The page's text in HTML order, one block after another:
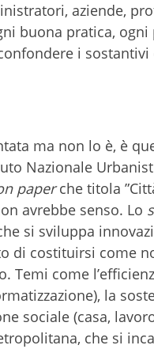
aziende,
buona pratica,
i
ma non lo è, è
Nazionale
paperche titola
avrebbe senso. Lo
si sviluppa
di costituirsi come
Temi come
la
sociale (casa,
che si